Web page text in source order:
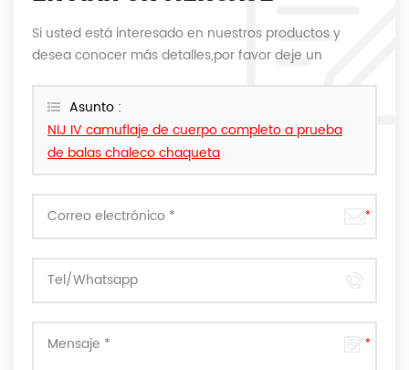
Si usted está interesado en nuestros productos y
desea conocer más detalles,por favor deje un
podamos.Asunto :
NIJ IV camuflaje de cuerpo completo a prueba
de balas chaleco chaqueta